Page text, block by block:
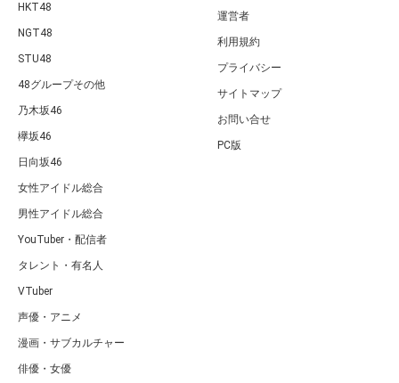
HKT48
NGT48
STU48
48グループその他
乃木坂46
欅坂46
日向坂46
女性アイドル総合
男性アイドル総合
YouTuber・配信者
タレント・有名人
VTuber
声優・アニメ
漫画・サブカルチャー
俳優・女優
運営者
利用規約
プライバシー
サイトマップ
お問い合せ
PC版